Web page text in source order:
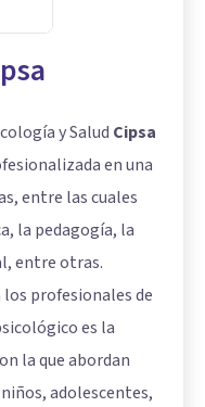
y Salud Cipsa
en una
entre las cuales
la pedagogía, la
entre otras.
profesionales de
es la
la que abordan
adolescentes,